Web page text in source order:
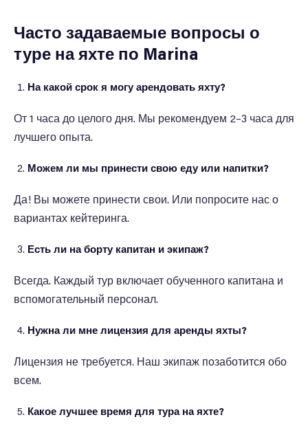
Часто задаваемые вопросы о
туре на яхте по Marina
На какой срок я могу арендовать яхту?
От 1 часа до целого дня. Мы рекомендуем 2–3 часа для
лучшего опыта.
Можем ли мы принести свою еду или напитки?
Да! Вы можете принести свои. Или попросите нас о
вариантах кейтеринга.
Есть ли на борту капитан и экипаж?
Всегда. Каждый тур включает обученного капитана и
вспомогательный персонал.
Нужна ли мне лицензия для аренды яхты?
Лицензия не требуется. Наш экипаж позаботится обо
всем.
Какое лучшее время для тура на яхте?